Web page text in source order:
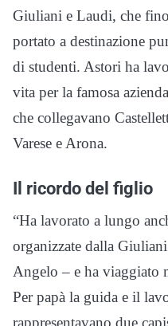
Giuliani e Laudi, che
portato a destinazione
di studenti. Astori ha
vita per la famosa
che collegavano
Varese e Arona.
Il ricordo del figlio
“Ha lavorato a lungo
organizzate dalla
Angelo – e ha viaggiato
Per papà la guida e il